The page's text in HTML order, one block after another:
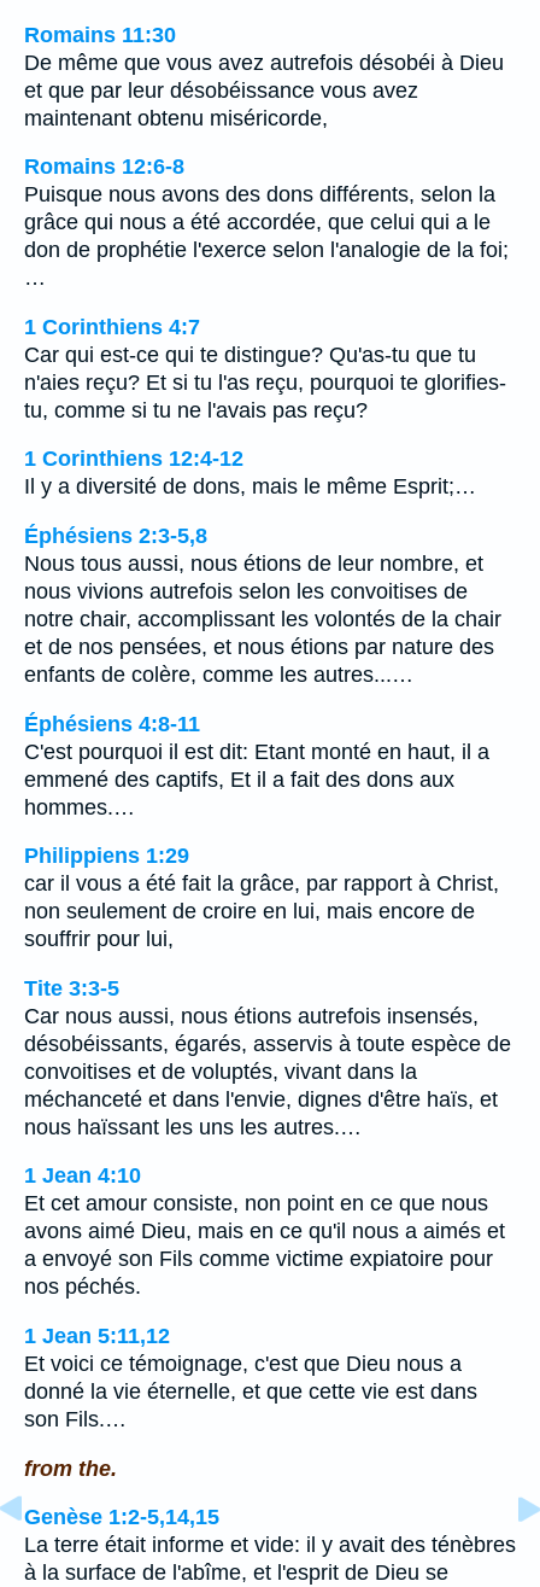
Romains 11:30
De même que vous avez autrefois désobéi à Dieu
et que par leur désobéissance vous avez
maintenant obtenu miséricorde,
Romains 12:6-8
Puisque nous avons des dons différents, selon la
grâce qui nous a été accordée, que celui qui a le
don de prophétie l'exerce selon l'analogie de la foi;
…
1 Corinthiens 4:7
Car qui est-ce qui te distingue? Qu'as-tu que tu
n'aies reçu? Et si tu l'as reçu, pourquoi te glorifies-
tu, comme si tu ne l'avais pas reçu?
1 Corinthiens 12:4-12
Il y a diversité de dons, mais le même Esprit;…
Éphésiens 2:3-5,8
Nous tous aussi, nous étions de leur nombre, et
nous vivions autrefois selon les convoitises de
notre chair, accomplissant les volontés de la chair
et de nos pensées, et nous étions par nature des
enfants de colère, comme les autres...…
Éphésiens 4:8-11
C'est pourquoi il est dit: Etant monté en haut, il a
emmené des captifs, Et il a fait des dons aux
hommes.…
Philippiens 1:29
car il vous a été fait la grâce, par rapport à Christ,
non seulement de croire en lui, mais encore de
souffrir pour lui,
Tite 3:3-5
Car nous aussi, nous étions autrefois insensés,
désobéissants, égarés, asservis à toute espèce de
convoitises et de voluptés, vivant dans la
méchanceté et dans l'envie, dignes d'être haïs, et
nous haïssant les uns les autres.…
1 Jean 4:10
Et cet amour consiste, non point en ce que nous
avons aimé Dieu, mais en ce qu'il nous a aimés et
a envoyé son Fils comme victime expiatoire pour
nos péchés.
1 Jean 5:11,12
Et voici ce témoignage, c'est que Dieu nous a
donné la vie éternelle, et que cette vie est dans
son Fils.…
from the.
Genèse 1:2-5,14,15
La terre était informe et vide: il y avait des ténèbres
à la surface de l'abîme, et l'esprit de Dieu se